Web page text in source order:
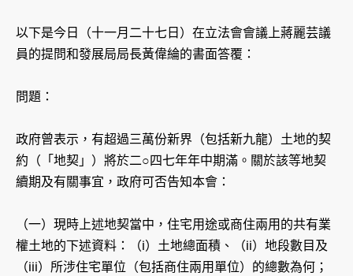
以下是今日（十一月二十七日）在立法會會議上蔣麗芸議
員的提問和發展局局長黃偉綸的書面答覆：
問題：
政府曾表示，有超過三萬份新界（包括新九龍）土地的契
約（「地契」）將於二○四七年年中期滿。關於該等地契
續期及有關事宜，政府可否告知本會：
（一）現時上述地契當中，住宅用途或商住兩用的共有業
權土地的下述資料：（i）土地總面積、（ii）地段數目及
（iii）所涉住宅單位（包括商住兩用單位）的總數為何；